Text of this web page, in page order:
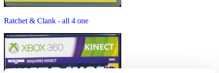
Ratchet & Clank - all 4 one